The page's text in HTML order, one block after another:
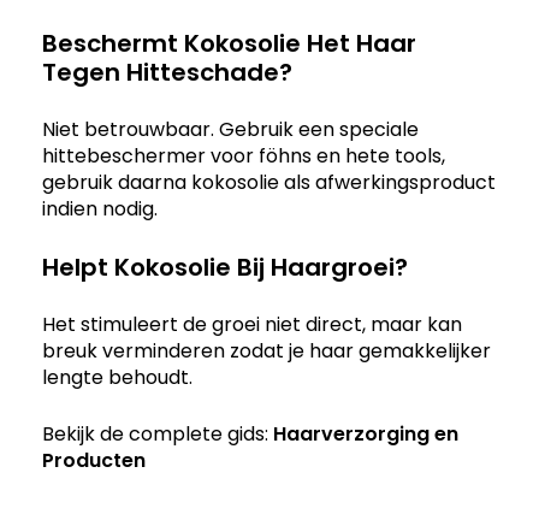
Beschermt Kokosolie Het Haar
Tegen Hitteschade?
Niet betrouwbaar. Gebruik een speciale
hittebeschermer voor föhns en hete tools,
gebruik daarna kokosolie als afwerkingsproduct
indien nodig.
Helpt Kokosolie Bij Haargroei?
Het stimuleert de groei niet direct, maar kan
breuk verminderen zodat je haar gemakkelijker
lengte behoudt.
Bekijk de complete gids: Haarverzorging en
Producten